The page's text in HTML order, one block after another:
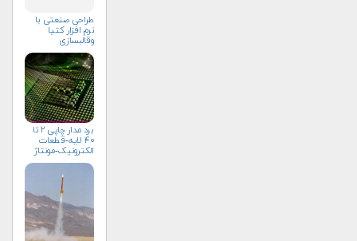
طراحی صنعتی با
نرم افزار کتیا
وقالبسازی
برد مدار چاپی ۲ تا
۴۰ لایه-قطعات
الکترونیک-مونتاژ